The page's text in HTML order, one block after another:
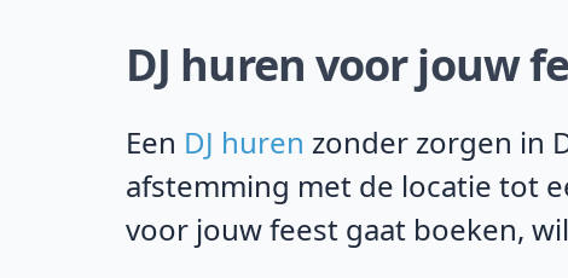
DJ huren voor jouw
Een DJ huren zonder zorgen in
afstemming met de locatie tot
voor jouw feest gaat boeken,